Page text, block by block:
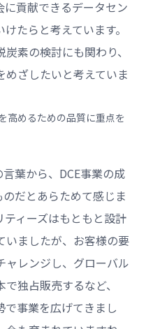
に貢献できるデータセン
たらと考えています。
素の検討にも関わり、
ざしたいと考えていま
高めるための品質に重点を
葉から、DCE事業の成
だとあらためて感じま
ィーズはもともと設計
いましたが、お客様の要
ャレンジし、グローバル
独占販売するなど、
で事業を広げてきまし